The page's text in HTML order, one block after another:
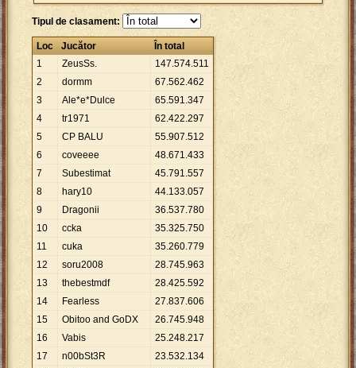
Tipul de clasament:
Loc Jucător
În total
1
ZeusSs. 147.574.511
2
dormm 67.562.462
3
Ale*e*Dulce 65.591.347
4
tr1971 62.422.297
5
CP BALU 55.907.512
6
coveeee 48.671.433
7
Subestimat 45.791.557
8
hary10 44.133.057
9
Dragonii 36.537.780
10
ccka 35.325.750
11
cuka 35.260.779
12
soru2008 28.745.963
13
thebestmdf 28.425.592
14
Fearless 27.837.606
15
Obitoo and GoDX 26.745.948
16
Vabis 25.248.217
17
n00bSt3R 23.532.134